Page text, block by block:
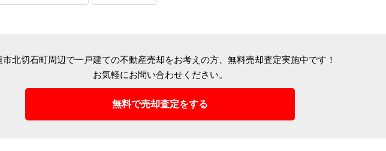
市北切石町周辺で一戸建ての不動産売却をお考えの方、 無料売却査定実施中です！
お気軽にお問い合わせください。
無料で売却査定をする